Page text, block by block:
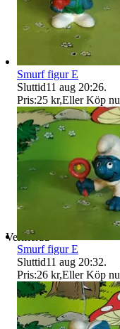
Verifierad
Smurf figur E
Sluttid11 aug 20:26.
Pris:25 kr,Eller Köp nu
Smurf figur E
Sluttid11 aug 20:32.
Pris:26 kr,Eller Köp nu